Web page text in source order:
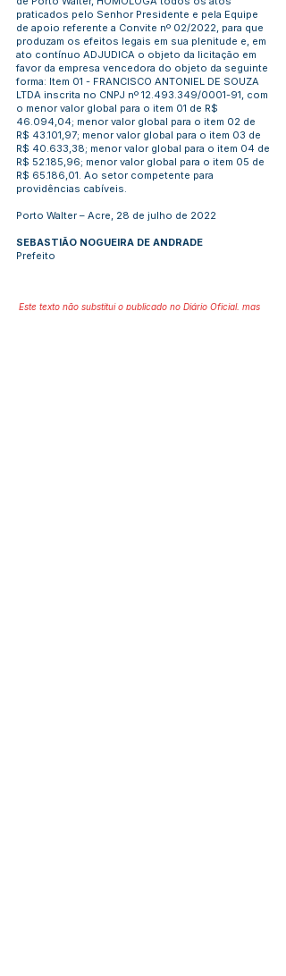
praticados pelo Senhor Presidente e pela Equipe
de apoio referente a Convite nº 02/2022, para que
produzam os efeitos legais em sua plenitude e, em
ato contínuo ADJUDICA o objeto da licitação em
favor da empresa vencedora do objeto da seguinte
forma: Item 01 - FRANCISCO ANTONIEL DE SOUZA
LTDA inscrita no CNPJ nº 12.493.349/0001-91, com
o menor valor global para o item 01 de R$
46.094,04; menor valor global para o item 02 de
R$ 43.101,97; menor valor global para o item 03 de
R$ 40.633,38; menor valor global para o item 04 de
R$ 52.185,96; menor valor global para o item 05 de
R$ 65.186,01. Ao setor competente para
providências cabíveis.
Porto Walter – Acre, 28 de julho de 2022
SEBASTIÃO NOGUEIRA DE ANDRADE
Prefeito
Este texto não substitui o publicado no Diário Oficial, mas